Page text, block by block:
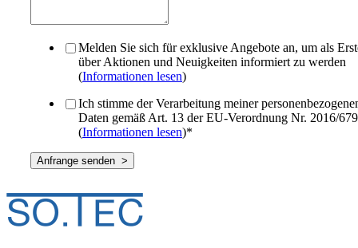
Melden Sie sich für exklusive Angebote an, um als
über Aktionen und Neuigkeiten informiert zu werden
(Informationen lesen)
Ich stimme der Verarbeitung meiner
Daten gemäß Art. 13 der EU-Verordnung Nr. 2016/679
(Informationen lesen)*